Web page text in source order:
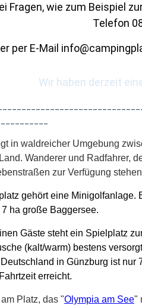
Fragen, wie zum Beispiel
Telefon
per E-Mail
Wir haben derzeit
in waldreicher Umgebung
Wanderer und Radfahrer,
zur Verfügung
gehört eine Minigolfanlage.
ha große Baggersee.
Gäste steht ein Spielplatz
(kalt/warm) bestens
in Günzburg ist nur
erreicht.
Platz, das "Olympia am See"